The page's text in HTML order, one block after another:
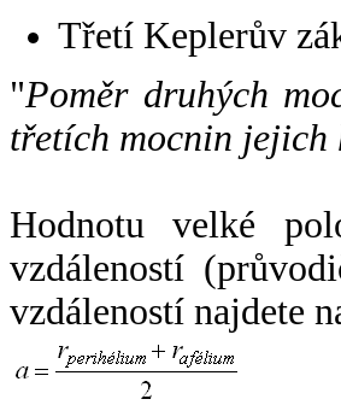
Třetí Keplerův
"Poměr druhých
třetích mocnin jejich
Hodnotu velké
vzdáleností
vzdáleností najdete